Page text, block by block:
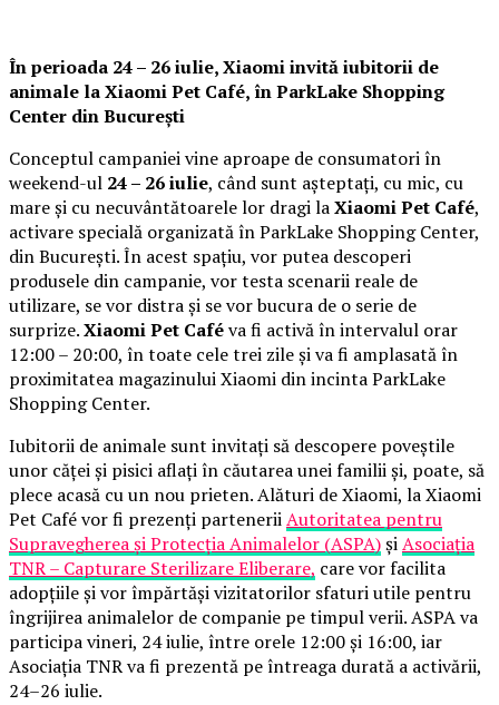
În perioada 24 – 26 iulie, Xiaomi invită iubitorii de
animale laXiaomi Pet Café, în ParkLake Shopping
Center din București
Conceptul campaniei vine aproape de consumatori în
weekend-ul 24 – 26 iulie, când sunt așteptați, cu mic, cu
mare și cu necuvântătoarele lor dragi laXiaomi Pet Café,
activare specială organizată în ParkLake Shopping Center,
din București. În acest spațiu, vor putea descoperi
produsele din campanie, vor testa scenarii reale de
utilizare, se vor distra și se vor bucura de o serie de
surprize.Xiaomi Pet Caféva fi activă în intervalul orar
12:00 – 20:00, în toate cele trei zile și va fi amplasată în
proximitatea magazinului Xiaomi din incinta ParkLake
Shopping Center.
Iubitorii de animale sunt invitați să descopere poveștile
unor căței și pisici aflați în căutarea unei familii și, poate, să
plece acasă cu un nou prieten. Alături de Xiaomi, la Xiaomi
Pet Café vor fi prezenți parteneriiAutoritatea pentru
Supravegherea și Protecția Animalelor (ASPA)șiAsociația
TNR – Capturare Sterilizare Eliberare, care vor facilita
adopțiile și vor împărtăși vizitatorilor sfaturi utile pentru
îngrijirea animalelor de companie pe timpul verii. ASPA va
participa vineri, 24 iulie, între orele 12:00 și 16:00, iar
Asociația TNR va fi prezentă pe întreaga durată a activării,
24–26 iulie.